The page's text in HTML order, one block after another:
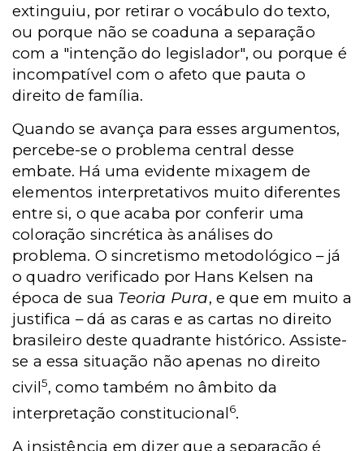
extinguiu, por retirar o vocábulo do texto,
ou porque não se coaduna a separação
com a "intenção do legislador", ou porque é
incompatível com o afeto que pauta o
direito de família.
Quando se avança para esses argumentos,
percebe-se o problema central desse
embate. Há uma evidente mixagem de
elementos interpretativos muito diferentes
entre si, o que acaba por conferir uma
coloração sincrética às análises do
problema. O sincretismo metodológico – já
o quadro verificado por Hans Kelsen na
época de sua Teoria Pura, e que em muito a
justifica – dá as caras e as cartas no direito
brasileiro deste quadrante histórico. Assiste-
se a essa situação não apenas no direito
civil5, como também no âmbito da
interpretação constitucional6.
A insistência em dizer que a separação é